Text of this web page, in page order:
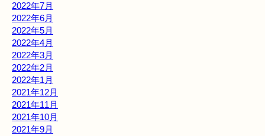
2022年7月
2022年6月
2022年5月
2022年4月
2022年3月
2022年2月
2022年1月
2021年12月
2021年11月
2021年10月
2021年9月